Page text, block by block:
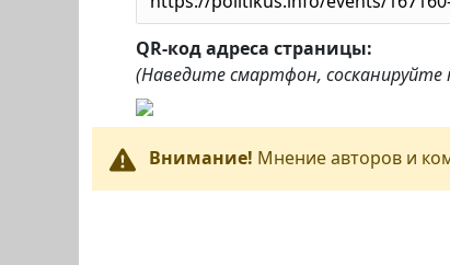
QR-код адреса страницы:
(Наведите смартфон,
Внимание! Мнение авторов и